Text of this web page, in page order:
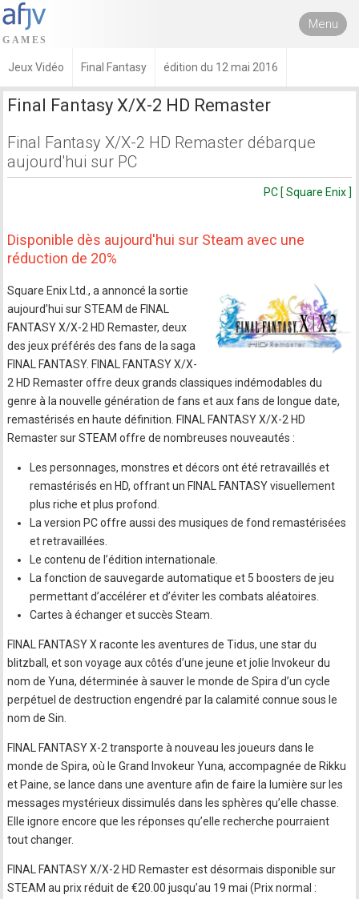
Menu
Jeux Vidéo Final Fantasy édition du 12 mai 2016
Final Fantasy X/X-2 HD Remaster
Final Fantasy X/X-2 HD Remaster débarque
aujourd'hui sur PC
PC [ Square Enix ]
Disponible dès aujourd'hui sur Steam avec une
réduction de 20%
Square Enix Ltd., a annoncé la sortie
aujourd’hui sur STEAM de FINAL
FANTASY X/X-2 HD Remaster, deux
des jeux préférés des fans de la saga
FINAL FANTASY. FINAL FANTASY X/X-
2 HD Remaster offre deux grands classiques indémodables du
genre à la nouvelle génération de fans et aux fans de longue date,
remastérisés en haute définition. FINAL FANTASY X/X-2 HD
Remaster sur STEAM offre de nombreuses nouveautés :
Les personnages, monstres et décors ont été retravaillés et
remastérisés en HD, offrant un FINAL FANTASY visuellement
plus riche et plus profond.
La version PC offre aussi des musiques de fond remastérisées
et retravaillées.
Le contenu de l’édition internationale.
La fonction de sauvegarde automatique et 5 boosters de jeu
permettant d’accélérer et d’éviter les combats aléatoires.
Cartes à échanger et succès Steam.
FINAL FANTASY X raconte les aventures de Tidus, une star du
blitzball, et son voyage aux côtés d’une jeune et jolie Invokeur du
nom de Yuna, déterminée à sauver le monde de Spira d’un cycle
perpétuel de destruction engendré par la calamité connue sous le
nom de Sin.
FINAL FANTASY X-2 transporte à nouveau les joueurs dans le
monde de Spira, où le Grand Invokeur Yuna, accompagnée de Rikku
et Paine, se lance dans une aventure afin de faire la lumière sur les
messages mystérieux dissimulés dans les sphères qu’elle chasse.
Elle ignore encore que les réponses qu’elle recherche pourraient
tout changer.
FINAL FANTASY X/X-2 HD Remaster est désormais disponible sur
STEAM au prix réduit de €20.00 jusqu’au 19 mai (Prix normal :